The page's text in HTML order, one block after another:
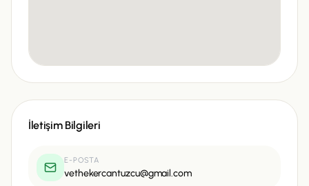
İletişim Bilgileri
E-POSTA
vethekercantuzcu@gmail.com